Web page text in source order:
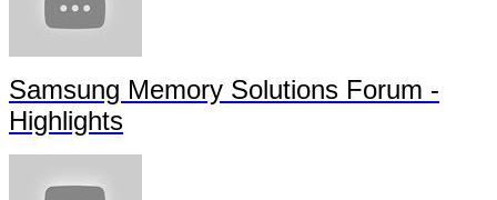
Samsung Memory Solutions Forum -
Highlights